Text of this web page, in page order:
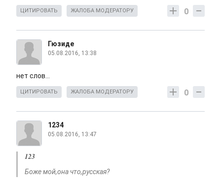
0
ЦИТИРОВАТЬ ЖАЛОБА МОДЕРАТОРУ
Гюзиде
05.08.2016, 13:38
нет слов...
0
ЦИТИРОВАТЬ ЖАЛОБА МОДЕРАТОРУ
1234
05.08.2016, 13:47
123
Боже мой,она что,русская?